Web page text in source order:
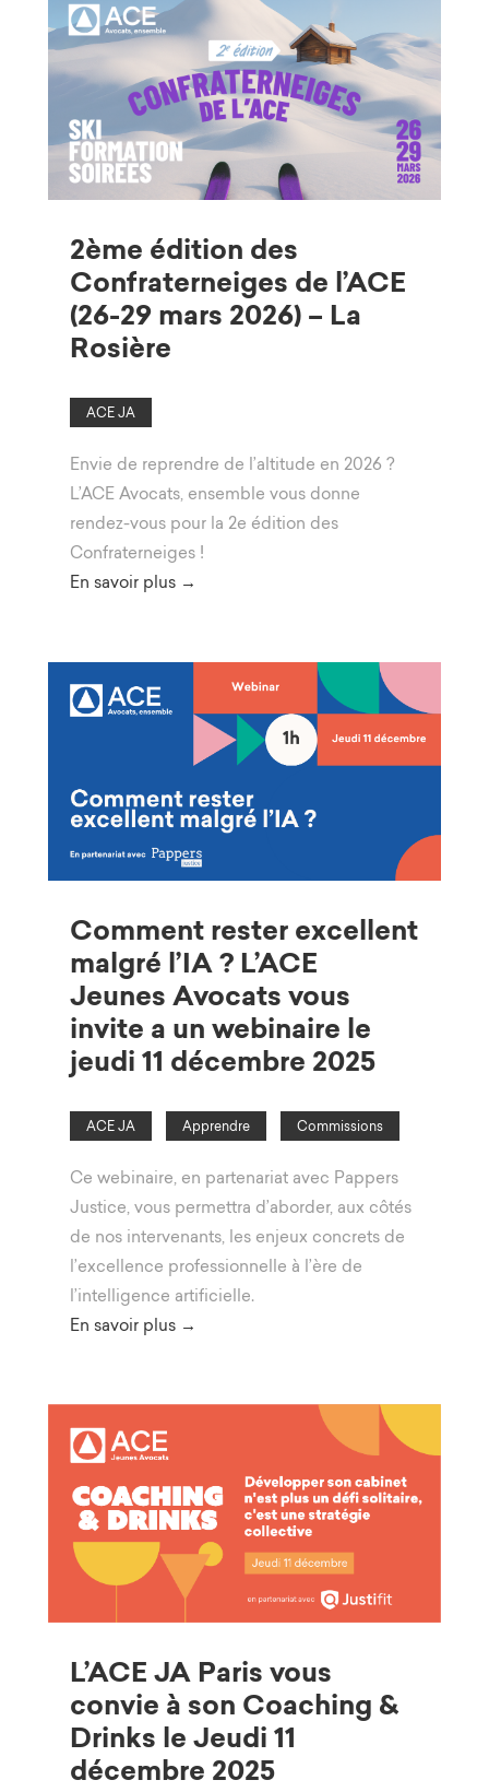
2ème édition des
Confraterneiges de l’ACE
(26-29 mars 2026) – La
Rosière
ACE JA
Envie de reprendre de l’altitude en 2026 ?
L’ACE Avocats, ensemble vous donne
rendez-vous pour la 2e édition des
Confraterneiges !
En savoir plus →
Comment rester excellent
malgré l’IA ? L’ACE
Jeunes Avocats vous
invite a un webinaire le
jeudi 11 décembre 2025
ACE JA Apprendre Commissions
Ce webinaire, en partenariat avec Pappers
Justice, vous permettra d’aborder, aux côtés
de nos intervenants, les enjeux concrets de
l’excellence professionnelle à l’ère de
l’intelligence artificielle.
En savoir plus →
L’ACE JA Paris vous
convie à son Coaching &
Drinks le Jeudi 11
décembre 2025